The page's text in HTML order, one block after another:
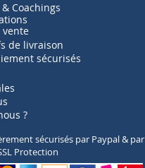
Coachings
vente
de livraison
sécurisés
?
sécurisés par Paypal & par
Protection